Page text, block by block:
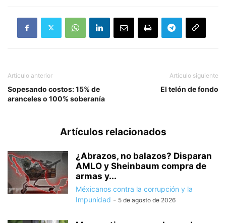
Artículo anterior
Sopesando costos: 15% de
aranceles o 100% soberanía
Artículo siguiente
El telón de fondo
Artículos relacionados
¿Abrazos, no balazos? Disparan
AMLO y Sheinbaum compra de
armas y...
Méxicanos contra la corrupción y la
Impunidad - 5 de agosto de 2026